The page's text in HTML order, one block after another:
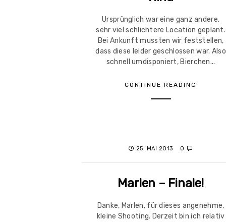
Ursprünglich war eine ganz andere,
sehr viel schlichtere Location geplant.
Bei Ankunft mussten wir feststellen,
dass diese leider geschlossen war. Also
schnell umdisponiert, Bierchen...
CONTINUE READING
25. MAI 2013 0
Marlen – Finale!
Danke, Marlen, für dieses angenehme,
kleine Shooting. Derzeit bin ich relativ